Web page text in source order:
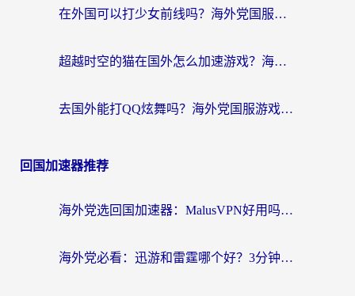
在外国可以打少女前线吗？海外党国服游戏畅玩终极指南（附避坑技巧）
超越时空的猫在国外怎么加速游戏？海外玩家国服畅玩终极指南
去国外能打QQ炫舞吗？海外党国服游戏不卡顿的终极指南
回国加速器推荐
海外党选回国加速器：MalusVPN好用吗？和快帆VPN哪个好？附真实对比与避坑指南
海外党必看：迅游和雷霆哪个好？3分钟教你选对回国加速器，无缝刷国内剧玩手游